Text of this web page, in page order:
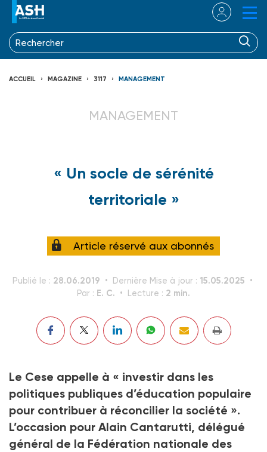
ACCUEIL MAGAZINE 3117 MANAGEMENT
MANAGEMENT
« Un socle de sérénité
territoriale »
Article réservé aux abonnés
Publié le : 28.06.2019 Dernière Mise à jour : 15.05.2025
Par : E. C. Lecture : 2 min.
Le Cese appelle à « investir dans les
politiques publiques d’éducation populaire
pour contribuer à réconcilier la société ».
L’occasion pour Alain Cantarutti, délégué
général de la Fédération nationale des